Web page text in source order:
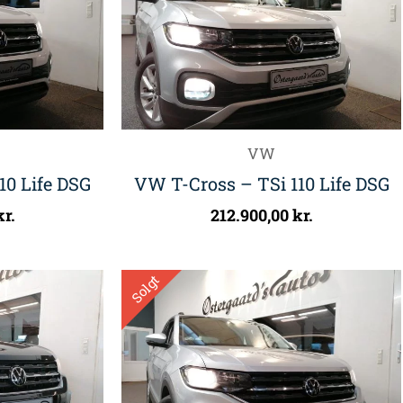
Life DSG
VW
VW T-Cross – TSi 110 Life DSG
212.900,00kr.
Solgt